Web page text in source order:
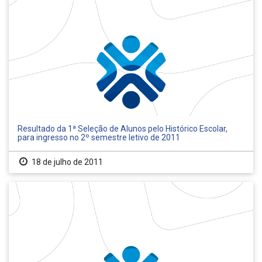
Resultado da 1ª Seleção de Alunos pelo Histórico Escolar,
para ingresso no 2º semestre letivo de 2011
18 de julho de 2011